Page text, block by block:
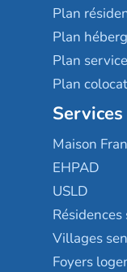
Plan
Plan
Plan
Plan
Maison
EHPAD
USLD
Villages
Foyers